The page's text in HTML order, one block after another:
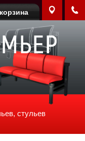
стульев